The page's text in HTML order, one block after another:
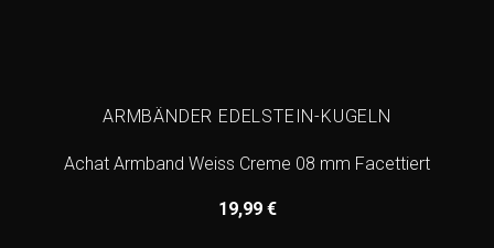
ARMBÄNDER EDELSTEIN-KUGELN
Achat Armband Weiss Creme 08 mm Facettiert
19,99 €